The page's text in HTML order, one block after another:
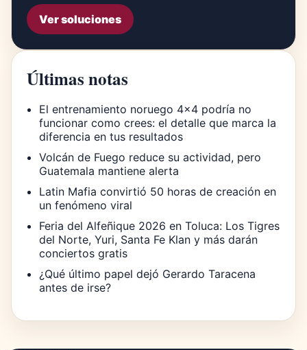
Ver soluciones
Últimas notas
El entrenamiento noruego 4×4 podría no
funcionar como crees: el detalle que marca la
diferencia en tus resultados
Volcán de Fuego reduce su actividad, pero
Guatemala mantiene alerta
Latin Mafia convirtió 50 horas de creación en
un fenómeno viral
Feria del Alfeñique 2026 en Toluca: Los Tigres
del Norte, Yuri, Santa Fe Klan y más darán
conciertos gratis
¿Qué último papel dejó Gerardo Taracena
antes de irse?